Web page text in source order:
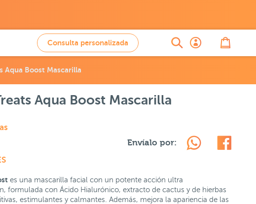
Consulta personalizada
Aqua Boost Mascarilla
Aqua Boost Mascarilla
Envíalo por:
es una mascarilla facial con un potente acción ultra
formulada con Ácido Hialurónico, extracto de cactus y de hierbas
estimulantes y calmantes. Además, mejora la apariencia de las